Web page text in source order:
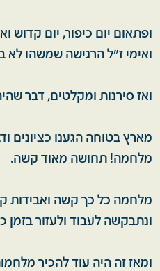
ופתאום יום כיפור, יום קדוש
ואימי ז"ל הרגישה שמשהו לא
ואז סירנות ומקלטים, דבר
מארץ בטוחה הגענו כציונים
מלחמה! תחושה מאוד קשה.
מלחמה כל כך קשה ואבידות
ונתבקשה לעבוד ולעזור בזמן
ומאז זה היה עוד להכיר